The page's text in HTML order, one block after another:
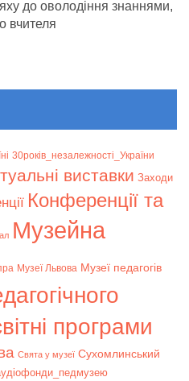
до оволодіння знаннями,
вчителя
30років_незалежності_України
виставки Заходи
Конференції та
Музейна
Музеї Львова Музеї педагогів
програми
Свята у музеї Сухомлинський